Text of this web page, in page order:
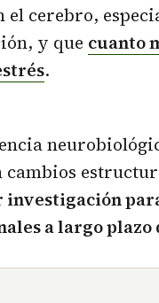
cerebro,
y que cuanto
.
investigación
a largo plazo